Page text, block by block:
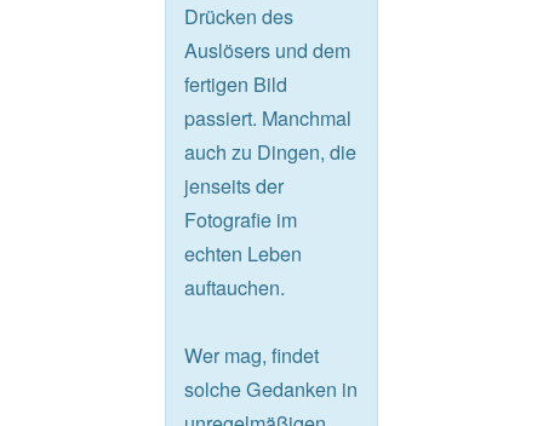
Drücken des
Auslösers und dem
fertigen Bild
passiert. Manchmal
auch zu Dingen, die
jenseits der
Fotografie im
echten Leben
auftauchen.
Wer mag, findet
solche Gedanken in